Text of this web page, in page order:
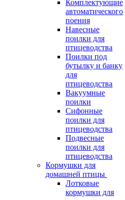
Комплектующие
автоматического
поения
Навесные
поилки для
птицеводства
Поилки под
бутылку и банку
для
птицеводства
Вакуумные
поилки
Сифонные
поилки для
птицеводства
Подвесные
поилки для
птицеводства
Кормушки для
домашней птицы
Лотковые
кормушки для